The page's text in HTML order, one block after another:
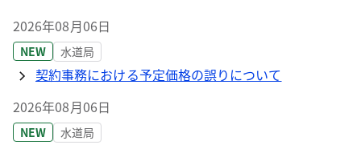
2026年08月06日
NEW 水道局
契約事務における予定価格の誤りについて
2026年08月06日
NEW 水道局